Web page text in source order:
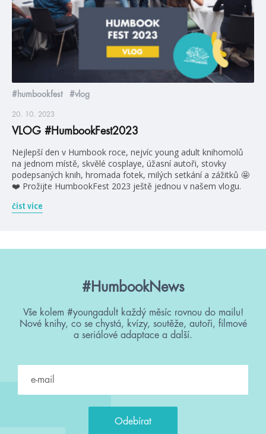
#humbookfest #vlog
20. 10. 2023
VLOG #HumbookFest2023
Nejlepší den v Humbook roce, nejvíc young adult knihomolů
na jednom místě, skvělé cosplaye, úžasní autoři, stovky
podepsaných knih, hromada fotek, milých setkání a zážitků 🤩
❤️ Prožijte HumbookFest 2023 ještě jednou v našem vlogu.
číst více
#HumbookNews
Vše kolem #youngadult každý měsíc rovnou do mailu!
Nové knihy, co se chystá, kvízy, soutěže, autoři, filmové
a seriálové adaptace a další.